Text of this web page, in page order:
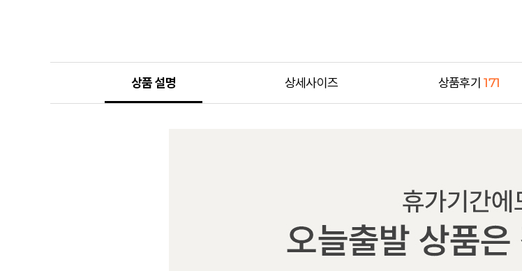
상품 설명 상세사이즈 상품후기171